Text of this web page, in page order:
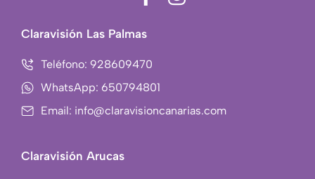
c
b
o
o
k
s
Claravisión Las Palmas
Teléfono: 928609470
WhatsApp: 650794801
Email: info@claravisioncanarias.com
Claravisión Arucas